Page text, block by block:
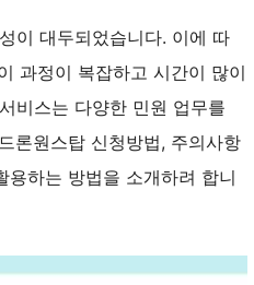
이 대두되었습니다. 이에 따
과정이 복잡하고 시간이 많이
비스는 다양한 민원 업무를
론원스탑 신청방법, 주의사항
하는 방법을 소개하려 합니